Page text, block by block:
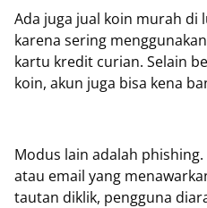
Ada juga jual koin murah di
karena sering
kartu kredit curian. Selain
koin, akun juga bisa kena
Modus lain adalah
atau email yang
tautan diklik, pengguna